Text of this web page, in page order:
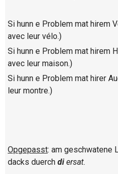
Si hunn e Problem mat hirem
avec leur vélo.)
Si hunn e Problem mat hirem
avec leur maison.)
Si hunn e Problem mat hirer
leur montre.)
Opgepasst: am geschwatene
dacks duerch diersat.